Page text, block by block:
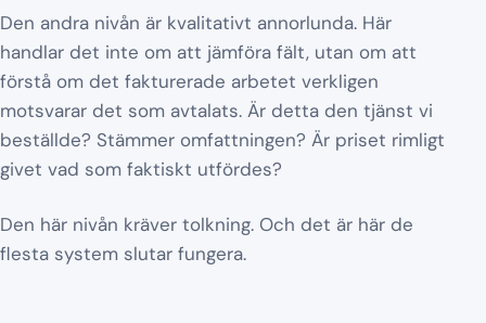
Den andra nivån är kvalitativt annorlunda. Här
handlar det inte om att jämföra fält, utan om att
förstå om det fakturerade arbetet verkligen
motsvarar det som avtalats. Är detta den tjänst vi
beställde? Stämmer omfattningen? Är priset rimligt
givet vad som faktiskt utfördes?
Den här nivån kräver tolkning. Och det är här de
flesta system slutar fungera.